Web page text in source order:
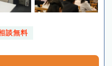
談無料